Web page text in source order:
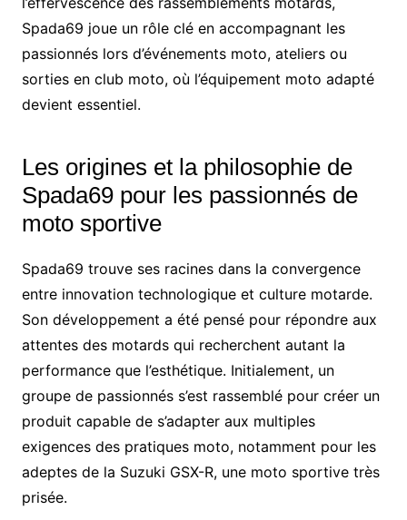
Spada69 joue un rôle clé en accompagnant les
passionnés lors d’événements moto, ateliers ou
sorties en club moto, où l’équipement moto adapté
devient essentiel.
Les origines et la philosophie de
Spada69 pour les passionnés de
moto sportive
Spada69 trouve ses racines dans la convergence
entre innovation technologique et culture motarde.
Son développement a été pensé pour répondre aux
attentes des motards qui recherchent autant la
performance que l’esthétique. Initialement, un
groupe de passionnés s’est rassemblé pour créer un
produit capable de s’adapter aux multiples
exigences des pratiques moto, notamment pour les
adeptes de la Suzuki GSX-R, une moto sportive très
prisée.